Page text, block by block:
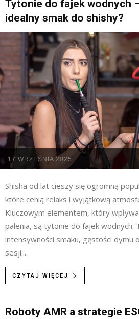
Tytonie do fajek wodnych
idealny smak do shishy?
17 WRZEŚNIA 2025
Shisha od lat cieszy się ogromną
które cenią relaks i wyjątkową
Kluczowym elementem, który
palenia, są tytonie do fajek wodnych.
intensywności smaku, gęstości dymu
sesji....
CZYTAJ WIĘCEJ
Roboty AMR a strategie